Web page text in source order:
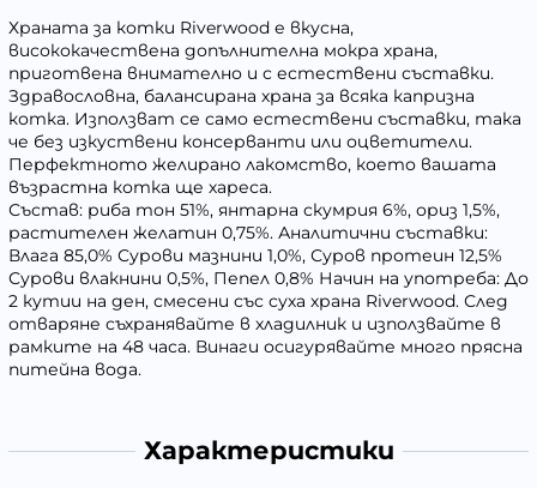
Храната за котки Riverwood е вкусна,
висококачествена допълнителна мокра храна,
приготвена внимателно и с естествени съставки.
Здравословна, балансирана храна за всяка капризна
котка. Използват се само естествени съставки, така
че без изкуствени консерванти или оцветители.
Перфектното желирано лакомство, което вашата
възрастна котка ще хареса.
Състав: риба тон 51%, янтарна скумрия 6%, ориз 1,5%,
растителен желатин 0,75%. Аналитични съставки:
Влага 85,0% Сурови мазнини 1,0%, Суров протеин 12,5%
Сурови влакнини 0,5%, Пепел 0,8% Начин на употреба: До
2 кутии на ден, смесени със суха храна Riverwood. След
отваряне съхранявайте в хладилник и използвайте в
рамките на 48 часа. Винаги осигурявайте много прясна
питейна вода.
Характеристики